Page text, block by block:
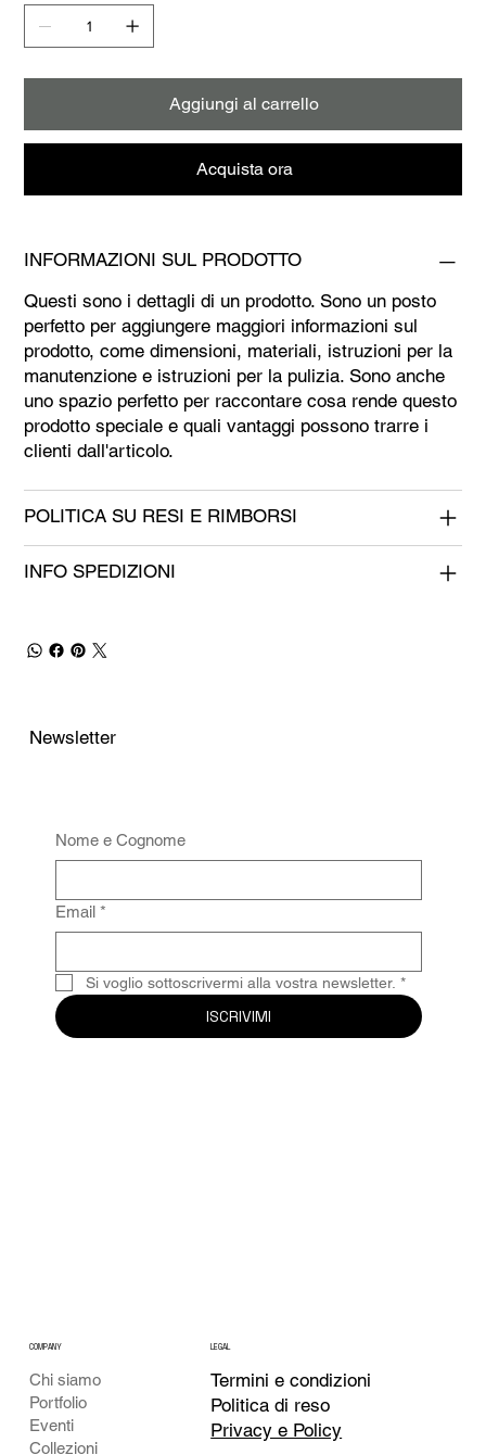
Aggiungi al carrello
Acquista ora
INFORMAZIONI SUL PRODOTTO
Questi sono i dettagli di un prodotto. Sono un posto
perfetto per aggiungere maggiori informazioni sul
prodotto, come dimensioni, materiali, istruzioni per la
manutenzione e istruzioni per la pulizia. Sono anche
uno spazio perfetto per raccontare cosa rende questo
prodotto speciale e quali vantaggi possono trarre i
clienti dall'articolo.
POLITICA SU RESI E RIMBORSI
INFO SPEDIZIONI
Newsletter
Nome e Cognome
Email *
Si voglio sottoscrivermi alla vostra newsletter. *
ISCRIVIMI
COMPANY
Chi siamo
Portfolio
Eventi
Collezioni
LEGAL
Termini e condizioni
Politica di reso
Privacy e Policy